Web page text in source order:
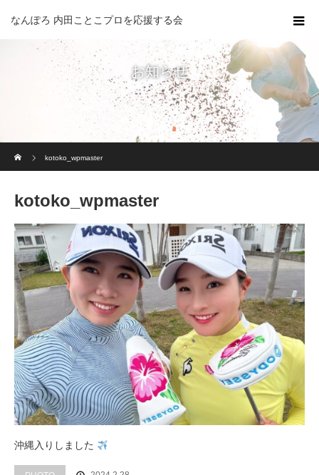
なんぽろ 内田ことこプロを応援する会
お知らせ
kotoko_wpmaster
kotoko_wpmaster
沖縄入りしました